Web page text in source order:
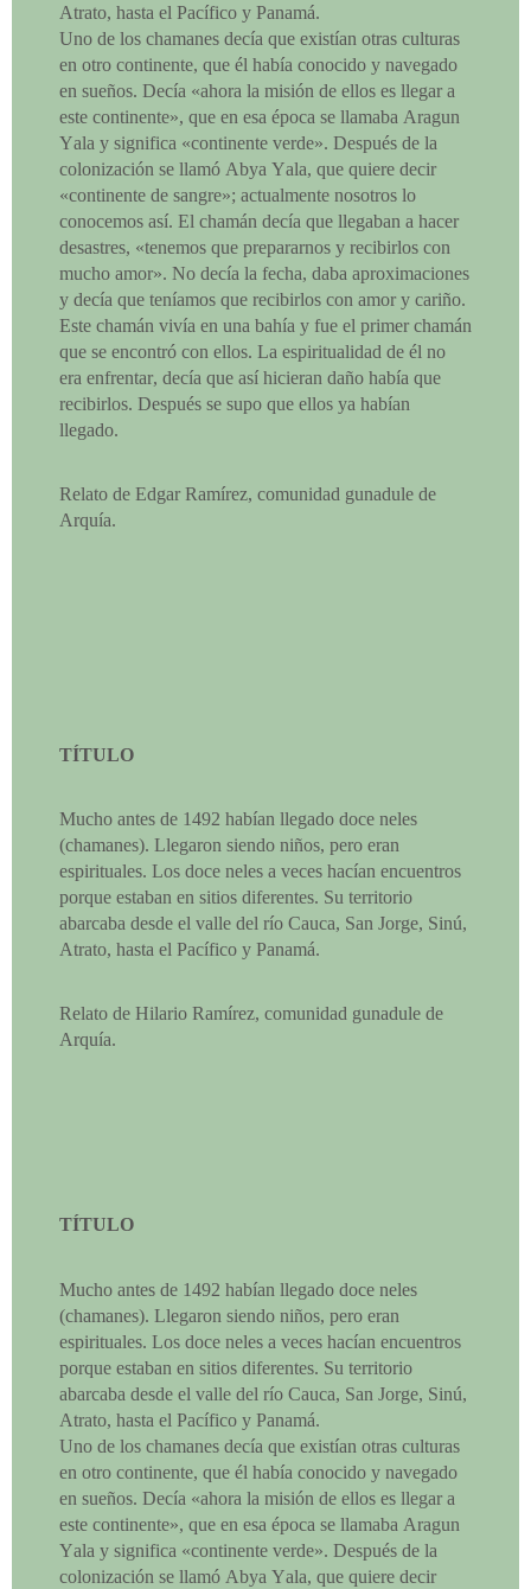
Atrato, hasta el Pacífico y Panamá.
Uno de los chamanes decía que existían otras culturas
en otro continente, que él había conocido y navegado
en sueños. Decía «ahora la misión de ellos es llegar a
este continente», que en esa época se llamaba Aragun
Yala y significa «continente verde». Después de la
colonización se llamó Abya Yala, que quiere decir
«continente de sangre»; actualmente nosotros lo
conocemos así. El chamán decía que llegaban a hacer
desastres, «tenemos que prepararnos y recibirlos con
mucho amor». No decía la fecha, daba aproximaciones
y decía que teníamos que recibirlos con amor y cariño.
Este chamán vivía en una bahía y fue el primer chamán
que se encontró con ellos. La espiritualidad de él no
era enfrentar, decía que así hicieran daño había que
recibirlos. Después se supo que ellos ya habían
llegado.
Relato de Edgar Ramírez, comunidad gunadule de
Arquía.
TÍTULO
Mucho antes de 1492 habían llegado doce neles
(chamanes). Llegaron siendo niños, pero eran
espirituales. Los doce neles a veces hacían encuentros
porque estaban en sitios diferentes. Su territorio
abarcaba desde el valle del río Cauca, San Jorge, Sinú,
Atrato, hasta el Pacífico y Panamá.
Relato de Hilario Ramírez, comunidad gunadule de
Arquía.
TÍTULO
Mucho antes de 1492 habían llegado doce neles
(chamanes). Llegaron siendo niños, pero eran
espirituales. Los doce neles a veces hacían encuentros
porque estaban en sitios diferentes. Su territorio
abarcaba desde el valle del río Cauca, San Jorge, Sinú,
Atrato, hasta el Pacífico y Panamá.
Uno de los chamanes decía que existían otras culturas
en otro continente, que él había conocido y navegado
en sueños. Decía «ahora la misión de ellos es llegar a
este continente», que en esa época se llamaba Aragun
Yala y significa «continente verde». Después de la
colonización se llamó Abya Yala, que quiere decir